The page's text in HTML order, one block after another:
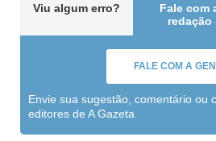
Viu algum erro?
Fale com
redação
FALE COM A
Envie sua sugestão, comentário ou
editores de A Gazeta